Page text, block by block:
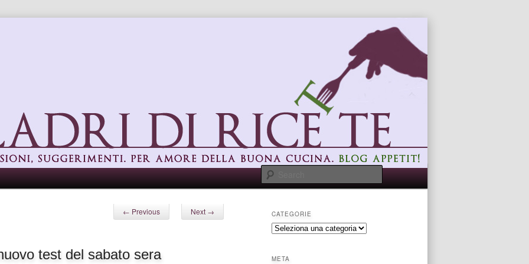
Search
Post navigation
← Previous Next →
test del sabato sera
CATEGORIE
categorie
META